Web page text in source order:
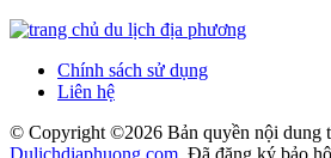
Chính sách sử dụng
Liên hệ
© Copyright ©2026 Bản quyền nội dung
Dulichdiaphuong.com . Đã đăng ký bảo